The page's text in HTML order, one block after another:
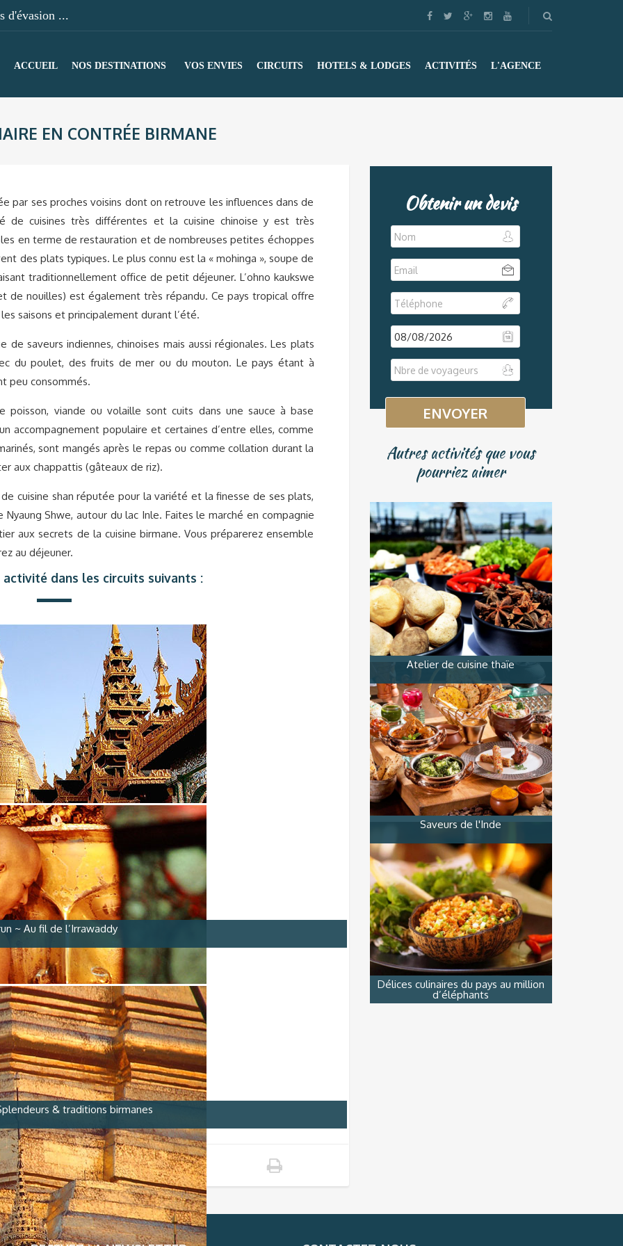
d'évasion ...
ACCUEIL NOS DESTINATIONS VOS ENVIES CIRCUITS HOTELS & LODGES ACTIVITÉS L'AGENCE
EN CONTRÉE BIRMANE
par ses proches voisins dont on retrouve les influences dans de
de cuisines très différentes et la cuisine chinoise y est très
en terme de restauration et de nombreuses petites échoppes
des plats typiques. Le plus connu est la « mohinga », soupe de
traditionnellement office de petit déjeuner. L’ohno kaukswe
de nouilles) est également très répandu. Ce pays tropical offre
saisons et principalement durant l’été.
de saveurs indiennes, chinoises mais aussi régionales. Les plats
du poulet, des fruits de mer ou du mouton. Le pays étant à
peu consommés.
poisson, viande ou volaille sont cuits dans une sauce à base
accompagnement populaire et certaines d’entre elles, comme
sont mangés après le repas ou comme collation durant la
aux chappattis (gâteaux de riz).
cuisine shan réputée pour la variété et la finesse de ses plats,
Shwe, autour du lac Inle. Faites le marché en compagnie
aux secrets de la cuisine birmane. Vous préparerez ensemble
au déjeuner.
dans les circuits suivants :
~ Au fil de l’Irrawaddy
& traditions birmanes
Obtenir un devis
DD
slash
MM
Autres activités que vous
pourriez aimer
Atelier de cuisine thaïe
Saveurs de l'Inde
Délices culinaires du pays au million
d’éléphants